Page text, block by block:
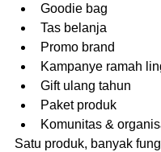
Goodie bag
Tas belanja
Promo brand
Kampanye ramah
Gift ulang tahun
Paket produk
Komunitas &
Satu produk, banyak